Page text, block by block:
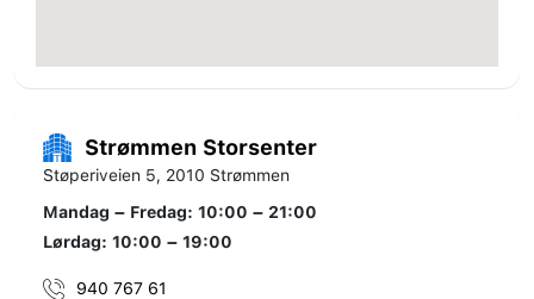
Strømmen Storsenter
Støperiveien 5, 2010 Strømmen
Mandag – Fredag: 10:00 – 21:00
Lørdag: 10:00 – 19:00
940 767 61